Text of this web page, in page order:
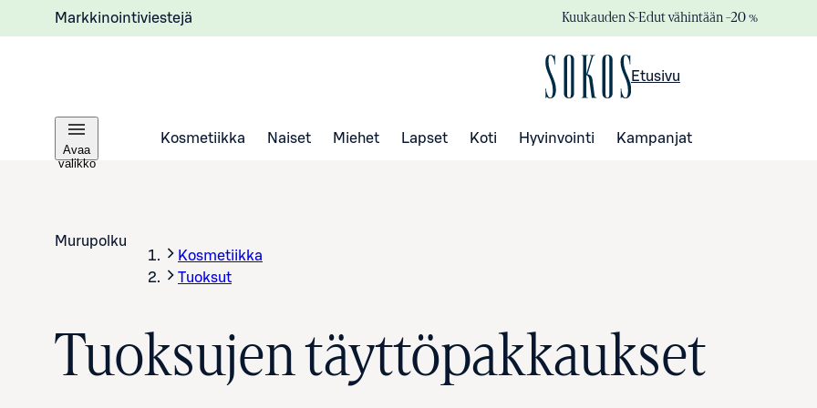
Markkinointiviestejä Kuukauden S-Edut vähintään –20 %
Etusivu
Avaa
valikko
Kosmetiikka Naiset Miehet Lapset Koti Hyvinvointi Kampanjat
Murupolku
Kosmetiikka
Tuoksut
Tuoksujen täyttöpakkaukset